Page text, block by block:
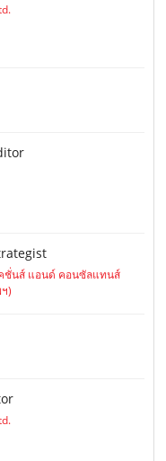
ชั่นส์ แอนด์ คอนซัลแทนส์
)